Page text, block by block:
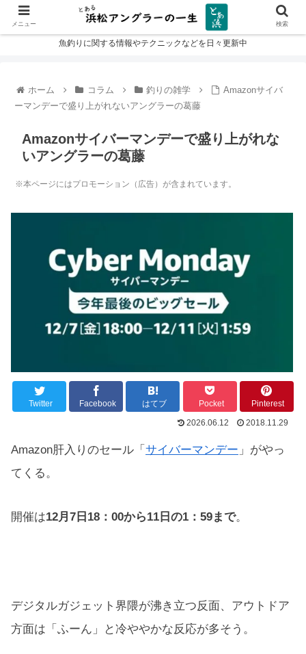
魚釣りに関する情報やテクニックなどを日々更新中
ホーム コラム 釣りの雑学
Amazonサイバ
ーマンデーで盛り上がれないアングラーの葛藤
Amazonサイバーマンデーで盛り上がれな
いアングラーの葛藤
※本ページにはプロモーション（広告）が含まれています。
Twitter Facebook はてブ Pocket
Pinterest
2026.06.12
2018.11.29
Amazon肝入りのセール「 サイバーマンデー 」がやっ
てくる。
開催は12月7日18：00から11日の1：59まで。
デジタルガジェット界隈が沸き立つ反面、アウトドア
方面は「ふーん」と冷ややかな反応が多そう。
メニュー 検索